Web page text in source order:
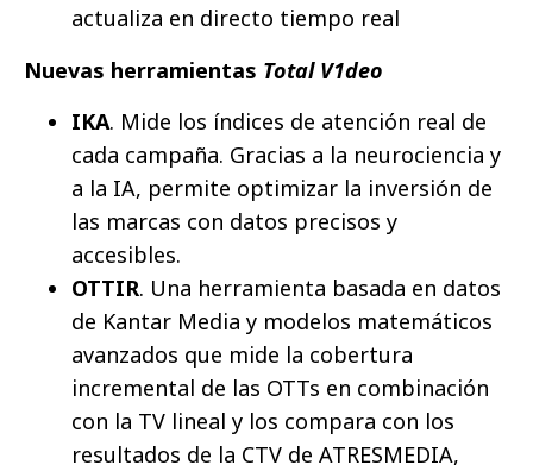
actualiza en directo tiempo real
Nuevas herramientas Total V1deo
IKA. Mide los índices de atención real de
cada campaña. Gracias a la neurociencia y
a la IA, permite optimizar la inversión de
las marcas con datos precisos y
accesibles.
OTTIR. Una herramienta basada en datos
de Kantar Media y modelos matemáticos
avanzados que mide la cobertura
incremental de las OTTs en combinación
con la TV lineal y los compara con los
resultados de la CTV de ATRESMEDIA,